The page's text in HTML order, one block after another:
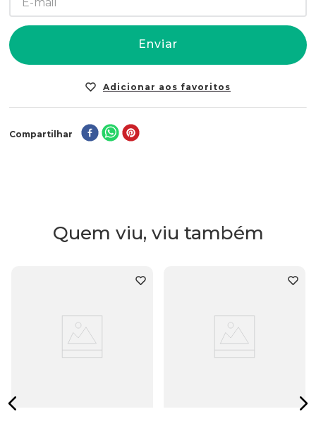
Enviar
Compartilhar
Quem viu, viu também